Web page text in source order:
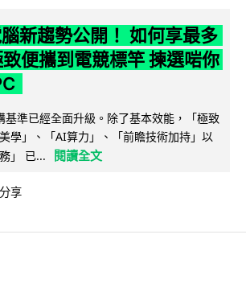
新趨勢公開！ 如何享最多
便攜到電競標竿 揀選啱你
基準已經全面升級。除了基本效能，「極致
學」、「AI算力」、「前瞻技術加持」以
」 已...
閱讀全文
分享